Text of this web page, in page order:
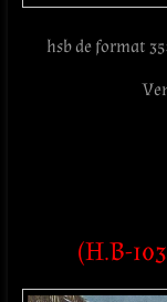
hsb de format
(H.B-